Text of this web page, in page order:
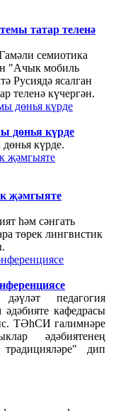
татар теленә
семиотика
"Ачык мобиль
Русиядә ясалган
теленә күчергән.
дөнья күрде
күрде.
җәмгыяте
һәм сәнгать
төрек лингвистик
педагогия
кафедрасы
ТӘһСИ галимнәре
әдәбиятенең
дип